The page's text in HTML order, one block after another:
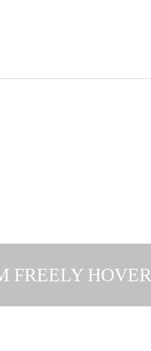
FREELY HOVER